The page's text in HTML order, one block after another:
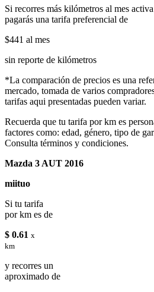
Si recorres más kilómetros al mes
pagarás una tarifa preferencial de
$441 al mes
sin reporte de kilómetros
*La comparación de precios es una
mercado, tomada de varios
tarifas aqui presentadas pueden variar.
Recuerda que tu tarifa por km es
factores como: edad, género, tipo de
Consulta términos y condiciones.
Mazda 3 AUT 2016
miituo
Si tu tarifa
por km es de
$ 0.61 x
km
y recorres un
aproximado de